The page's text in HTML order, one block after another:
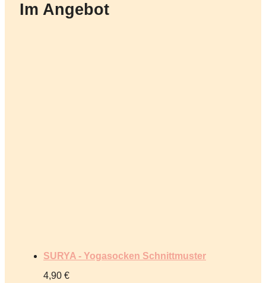
Im Angebot
SURYA - Yogasocken Schnittmuster
4,90 €